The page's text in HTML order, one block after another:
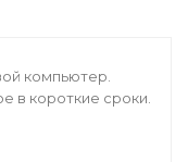
компьютер.
в короткие сроки.